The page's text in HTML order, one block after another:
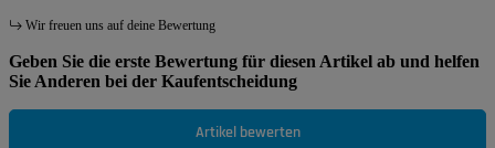
Wir freuen uns auf deine Bewertung
Geben Sie die erste Bewertung für diesen Artikel ab und helfen
Sie Anderen bei der Kaufentscheidung
Artikel bewerten